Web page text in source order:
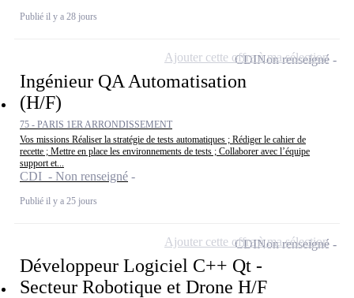
Publié il y a 28 jours
Ingénieur QA Automatisation
(H/F)
75 - PARIS 1ER ARRONDISSEMENT
Vos missions Réaliser la stratégie de tests automatiques ; Rédiger le cahier de
recette ; Mettre en place les environnements de tests ; Collaborer avec l’équipe
support et...
CDI - Non renseigné
Publié il y a 25 jours
CDINon renseigné
Ajouter cette offre à ma sélection
Développeur Logiciel C++ Qt -
Secteur Robotique et Drone H/F
CDINon renseigné
Ajouter cette offre à ma sélection